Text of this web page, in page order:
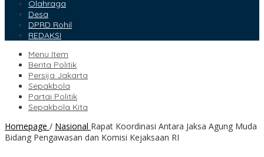
Olahraga
Desa
DPRD Rohil
REDAKSI
Menu Item
Berita Politik
Persija Jakarta
Sepakbola
Partai Politik
Sepakbola Kita
Homepage / Nasional Rapat Koordinasi Antara Jaksa Agung Muda
Bidang Pengawasan dan Komisi Kejaksaan RI